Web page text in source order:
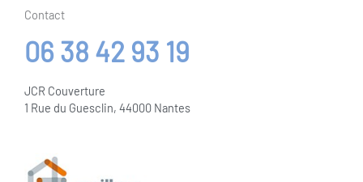
06 38 42 93 19
1 Rue du Guesclin, 44000 Nantes